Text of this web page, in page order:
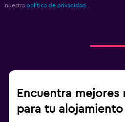
nuestra política de privacidad.
Encuentra mejores
para tu alojamiento